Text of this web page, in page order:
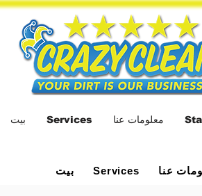
بيت Services معلومات عنا
بيت Services عنا